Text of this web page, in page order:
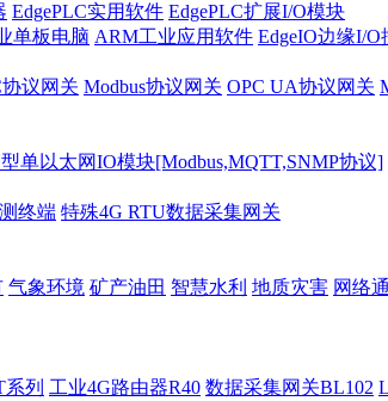
EdgePLC实用软件 EdgePLC扩展I/O模块
单板电脑 ARM工业应用软件 EdgeIO边缘I/O
议网关 Modbus协议网关 OPC UA协议网关
单以太网IO模块[Modbus,MQTT,SNMP协议]
终端 特殊4G RTU数据采集网关
气象环境 矿产油田 智慧水利 地质灾害 网络
列 工业4G路由器R40 数据采集网关BL102